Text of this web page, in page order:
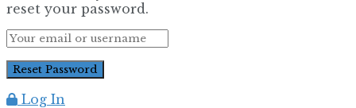
reset your password.
Log In